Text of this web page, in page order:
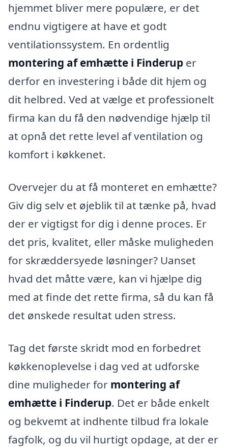
hjemmet bliver mere populære, er det
endnu vigtigere at have et godt
ventilationssystem. En ordentlig
montering af emhætte i Finderup er
derfor en investering i både dit hjem og
dit helbred. Ved at vælge et professionelt
firma kan du få den nødvendige hjælp til
at opnå det rette level af ventilation og
komfort i køkkenet.
Overvejer du at få monteret en emhætte?
Giv dig selv et øjeblik til at tænke på, hvad
der er vigtigst for dig i denne proces. Er
det pris, kvalitet, eller måske muligheden
for skræddersyede løsninger? Uanset
hvad det måtte være, kan vi hjælpe dig
med at finde det rette firma, så du kan få
det ønskede resultat uden stress.
Tag det første skridt mod en forbedret
køkkenoplevelse i dag ved at udforske
dine muligheder for montering af
emhætte i Finderup. Det er både enkelt
og bekvemt at indhente tilbud fra lokale
fagfolk, og du vil hurtigt opdage, at der er